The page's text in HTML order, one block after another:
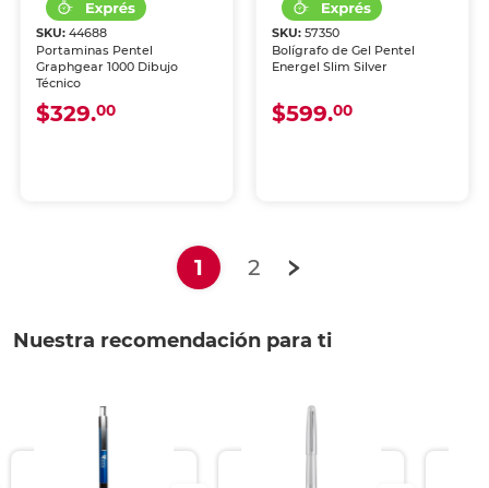
SKU:44688
Portaminas Pentel
Graphgear 1000 Dibujo
Técnico
$329.00
SKU: 57350
Bolígrafo de Gel Pentel
Energel Slim Silver
$599.00
1 (current)
2
Nuestra recomendación para ti